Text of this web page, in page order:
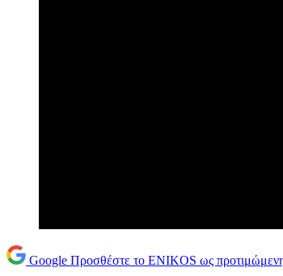
Google Προσθέστε το ENIKOS ως